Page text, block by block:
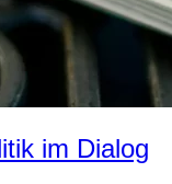
im Dialog